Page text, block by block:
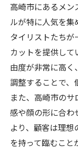
見
スキンフェ
ン体験
高崎市
ナルな
洗練さ
の魅力
高崎市
ムカット
高崎市にあるメン
ルが特に人気を集
タイリストたち
カットを提供し
由度が非常に高
調整することで、
また、高崎市の
感や顔の形に合わ
より、顧客は理
を持って臨むこと